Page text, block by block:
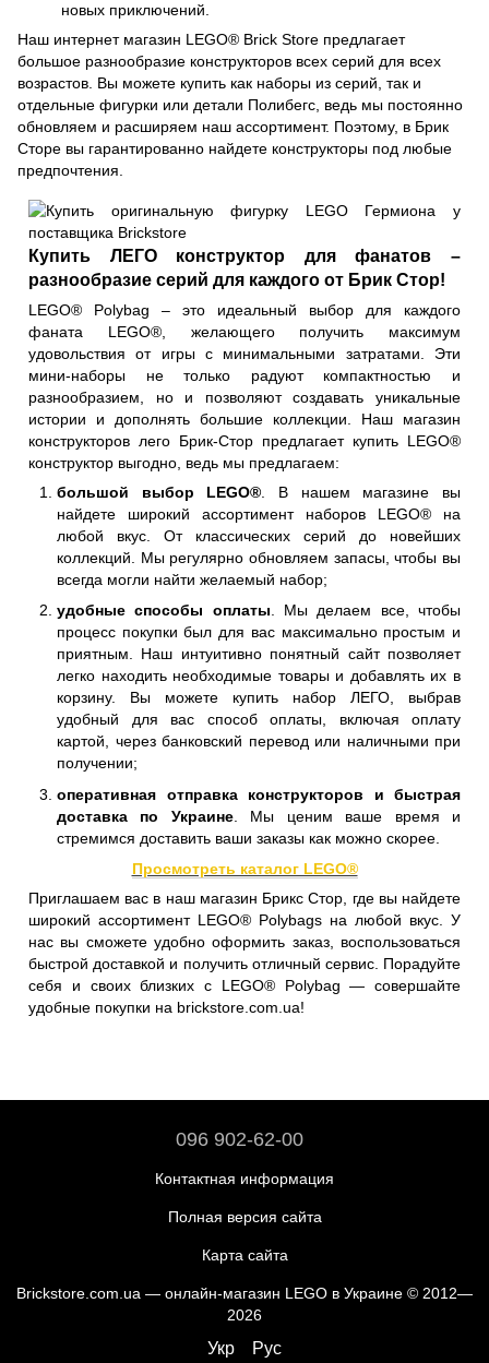
новых приключений.
Наш интернет магазин LEGO® Brick Store предлагает
большое разнообразие конструкторов всех серий для всех
возрастов. Вы можете купить как наборы из серий, так и
отдельные фигурки или детали Полибегс, ведь мы постоянно
обновляем и расширяем наш ассортимент. Поэтому, в Брик
Сторе вы гарантированно найдете конструкторы под любые
предпочтения.
Купить ЛЕГО конструктор для фанатов –
разнообразие серий для каждого от Брик Стор!
LEGO® Polybag – это идеальный выбор для каждого
фаната LEGO®, желающего получить максимум
удовольствия от игры с минимальными затратами. Эти
мини-наборы не только радуют компактностью и
разнообразием, но и позволяют создавать уникальные
истории и дополнять большие коллекции. Наш магазин
конструкторов лего Брик-Стор предлагает купить LEGO®
конструктор выгодно, ведь мы предлагаем:
большой выбор LEGO® . В нашем магазине вы
найдете широкий ассортимент наборов LEGO® на
любой вкус. От классических серий до новейших
коллекций. Мы регулярно обновляем запасы, чтобы вы
всегда могли найти желаемый набор;
удобные способы оплаты. Мы делаем все, чтобы
процесс покупки был для вас максимально простым и
приятным. Наш интуитивно понятный сайт позволяет
легко находить необходимые товары и добавлять их в
корзину. Вы можете купить набор ЛЕГО, выбрав
удобный для вас способ оплаты, включая оплату
картой, через банковский перевод или наличными при
получении;
оперативная отправка конструкторов и быстрая
доставка по Украине. Мы ценим ваше время и
стремимся доставить ваши заказы как можно скорее.
Просмотреть каталог LEGO®
Приглашаем вас в наш магазин Брикс Стор, где вы найдете
широкий ассортимент LEGO® Polybags на любой вкус. У
нас вы сможете удобно оформить заказ, воспользоваться
быстрой доставкой и получить отличный сервис. Порадуйте
себя и своих близких с LEGO® Polybag — совершайте
удобные покупки на brickstore.com.ua!
096 902-62-00
Контактная информация
Полная версия сайта
Карта сайта
Brickstore.com.ua — онлайн-магазин LEGO в Украине © 2012—
2026
Укр Рус